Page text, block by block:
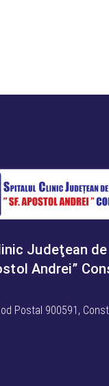
Judeţean
Andrei”
Postal 900591,